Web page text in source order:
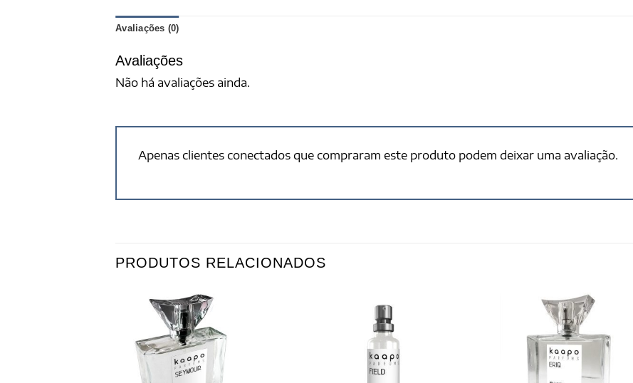
Avaliações (0)
Avaliações
Não há avaliações ainda.
Apenas clientes conectados que compraram este produto podem deixar uma avaliação.
PRODUTOS RELACIONADOS